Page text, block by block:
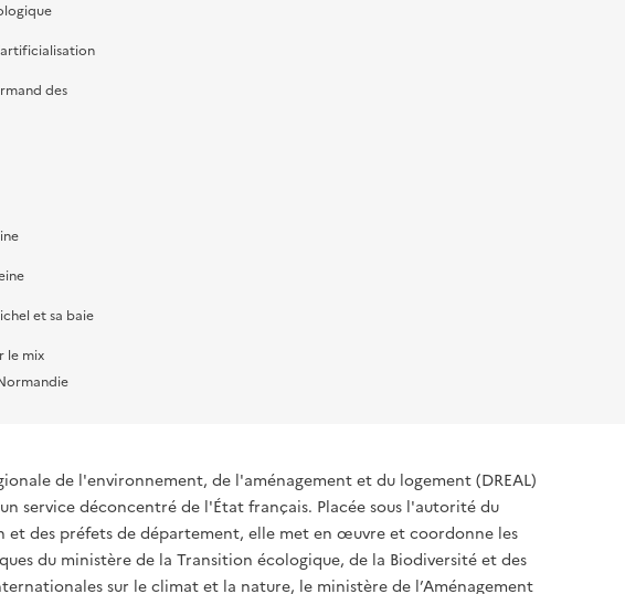
des
et sa baie
le mix
de l'environnement, de l'aménagement et du logement (DREAL)
service déconcentré de l'État français. Placée sous l'autorité du
et des préfets de département, elle met en œuvre et coordonne les
du ministère de la Transition écologique, de la Biodiversité et des
sur le climat et la nature, le ministère de l’Aménagement